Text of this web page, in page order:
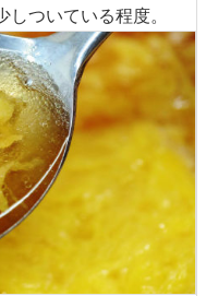
ついている程度。